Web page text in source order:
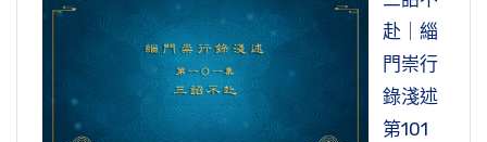
赴｜緇
門崇行
錄淺述
第101